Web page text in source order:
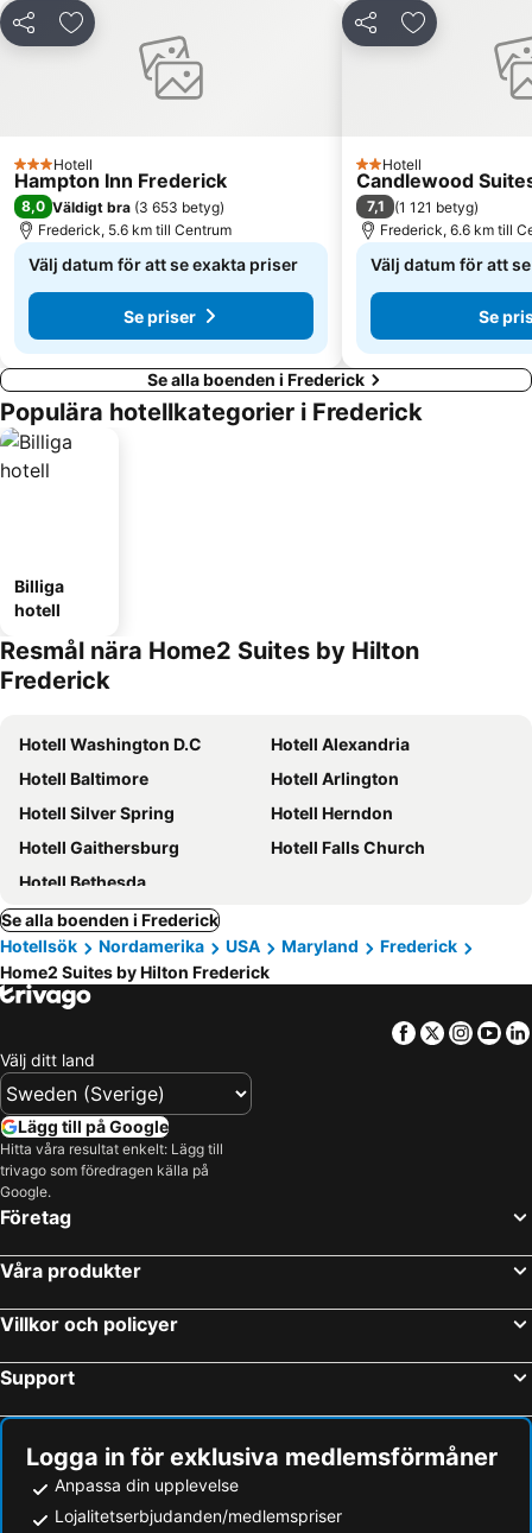
Dela Lägg till i Mina Favoriter
3 Stjärnor
Hotell
Hampton Inn Frederick
8,0 Väldigt bra (3 653 betyg)
Frederick, 5.6 km till Centrum
Välj datum för att se exakta priser
Se priser
Dela Lägg till i
2 Stjärnor
Hotell
Candlewood
7,1 (1 121 betyg)
Frederick, 6.6 km till
Välj datum för att
Se
Se alla boenden i Frederick
Populära hotellkategorier i Frederick
Billiga
hotell
Resmål nära Home2 Suites by Hilton
Frederick
Hotell Washington D.C
Hotell Alexandria
Hotell Baltimore
Hotell Arlington
Hotell Silver Spring
Hotell Herndon
Hotell Gaithersburg
Hotell Falls Church
Hotell Bethesda
Se alla boenden i Frederick
Hotellsök
Nordamerika USA Maryland
Frederick
Home2 Suites by Hilton Frederick
Facebook
Twitter
Välj ditt land
Lägg till på Google
Hitta våra resultat enkelt: Lägg till
trivago som föredragen källa på
Google.
Företag
Våra produkter
Villkor och policyer
Support
Logga in för exklusiva medlemsförmåner
Anpassa din upplevelse
Lojalitetserbjudanden/medlemspriser